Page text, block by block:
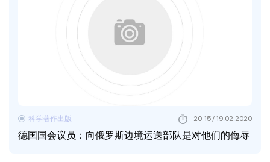
德国国会议员：向俄罗斯边境运送部队是对他们的侮辱
科学著作出版 20:15 / 19.02.2020